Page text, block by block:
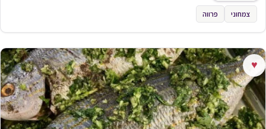
צמחוני פרווה
♥